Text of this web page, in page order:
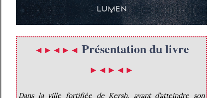
◄►◄►◄ Présentation du livre
►◄►◄►
Dans la ville fortifiée de Kersh, avant d’atteindre son